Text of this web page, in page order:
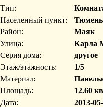
Тип:
Населенный пункт:
Район:
Маяк
Улица:
Карла
Серия дома:
другое
Этаж/этажность:
1/5
Материал:
Площадь:
12.60
Дата:
2013-